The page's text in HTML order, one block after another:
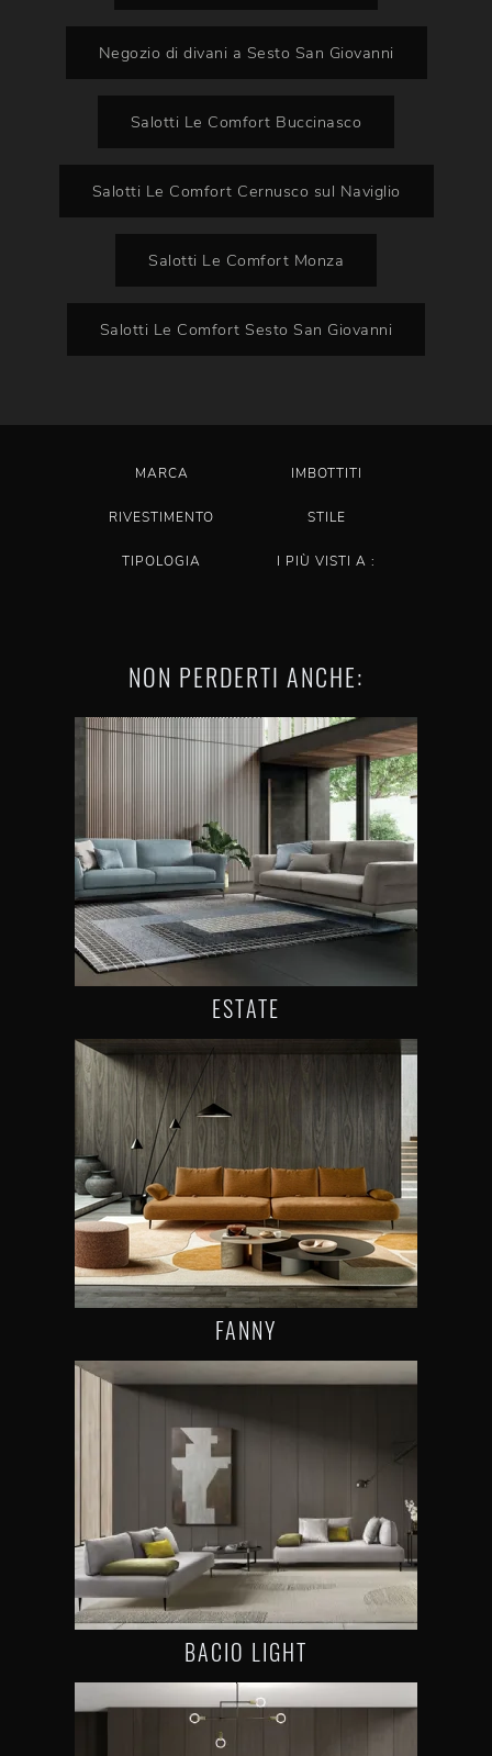
Negozio di divani a Sesto San Giovanni
Salotti Le Comfort Buccinasco
Salotti Le Comfort Cernusco sul Naviglio
Salotti Le Comfort Monza
Salotti Le Comfort Sesto San Giovanni
MARCA IMBOTTITI
RIVESTIMENTO STILE
TIPOLOGIA I PIÙ VISTI A :
NON PERDERTI ANCHE:
ESTATE
FANNY
BACIO LIGHT